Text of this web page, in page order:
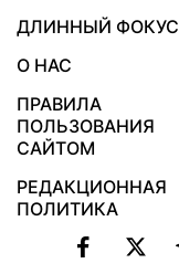
ДЛИННЫЙ ФОКУС
О НАС
ПРАВИЛА
ПОЛЬЗОВАНИЯ
САЙТОМ
РЕДАКЦИОННАЯ
ПОЛИТИКА